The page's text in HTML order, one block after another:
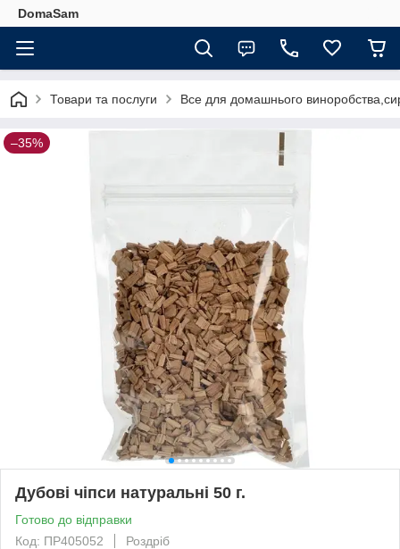
DomaSam
Товари та послуги Все для домашнього
–35%
Дубові чіпси натуральні 50 г.
Готово до відправки
Код: ПР405052
Роздріб